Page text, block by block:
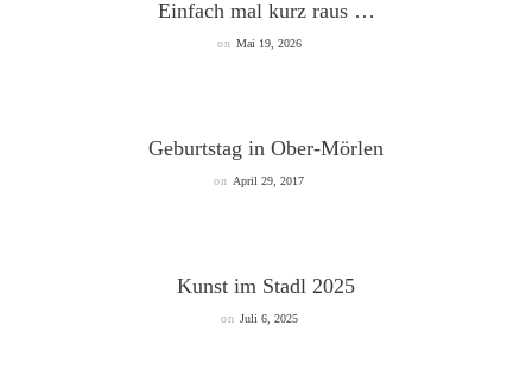
Einfach mal kurz raus …
on Mai 19, 2026
Geburtstag in Ober-Mörlen
on April 29, 2017
Kunst im Stadl 2025
on Juli 6, 2025